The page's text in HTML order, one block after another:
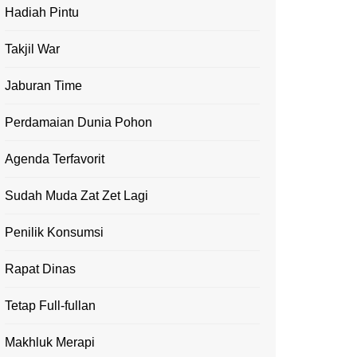
Hadiah Pintu
Takjil War
Jaburan Time
Perdamaian Dunia Pohon
Agenda Terfavorit
Sudah Muda Zat Zet Lagi
Penilik Konsumsi
Rapat Dinas
Tetap Full-fullan
Makhluk Merapi